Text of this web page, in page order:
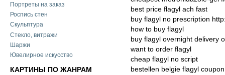
Портреты на заказ
Роспись стен
Скульптура
Стекло, витражи
Шаржи
Ювелирное искусство
КАРТИНЫ ПО ЖАНРАМ
best price flagyl ach fast
buy flagyl no prescription
how to buy flagyl
buy flagyl overnight delivery
want to order flagyl
cheap flagyl no script
bestellen belgie flagyl